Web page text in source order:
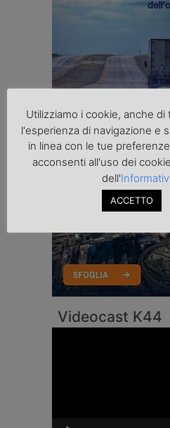
Videocast K44
Utilizziamo i cookie, anche
l'esperienza di navigazione e
in linea con le tue
acconsenti all'uso dei
dell'
ACCETTO